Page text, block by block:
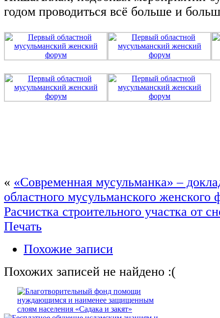
годом проводиться всё больше и
« «Современная мусульманка» –
областного мусульманского женского
Расчистка строительного участка от
Печать
Похожие записи
Похожих записей не найдено :(